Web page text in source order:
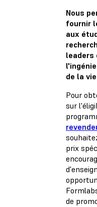
Nous
fournir
aux
leaders
de la
Pour
sur
prix
de